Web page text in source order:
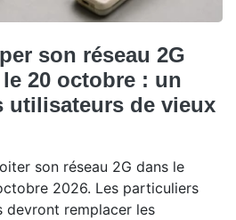
son réseau 2G
20 octobre : un
utilisateurs de vieux
son réseau 2G dans le
2026. Les particuliers
devront remplacer les